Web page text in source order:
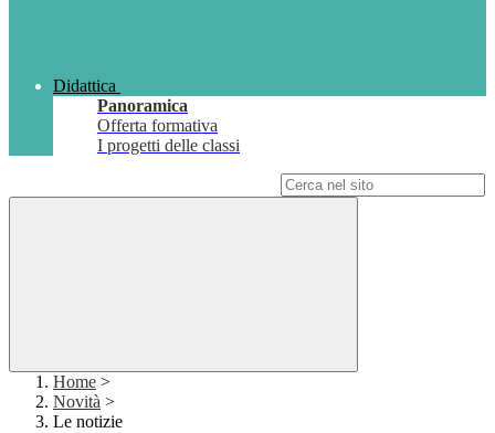
Didattica
Panoramica
Offerta formativa
I progetti delle classi
Home >
Novità >
Le notizie